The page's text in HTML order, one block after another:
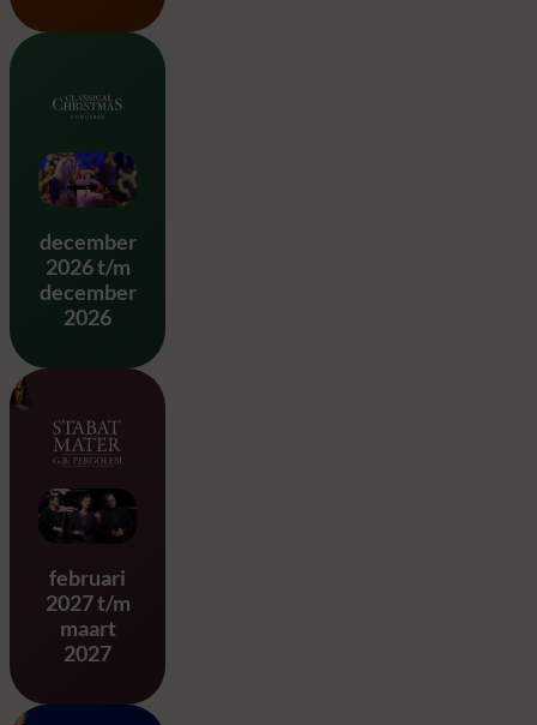
Classical Christmas
december
2026 t/m
december
2026
Stabat Mater – G.B.
februari
2027 t/m
maart
2027